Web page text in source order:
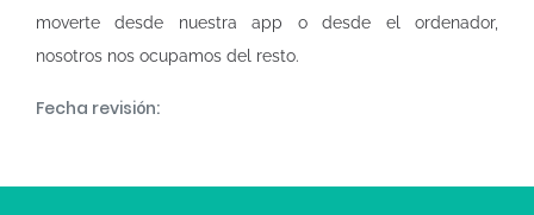
moverte desde nuestra app o desde el ordenador,
nosotros nos ocupamos del resto.
Fecha revisión: